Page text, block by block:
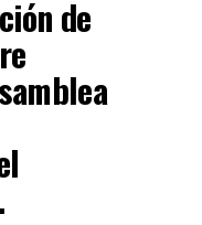
de